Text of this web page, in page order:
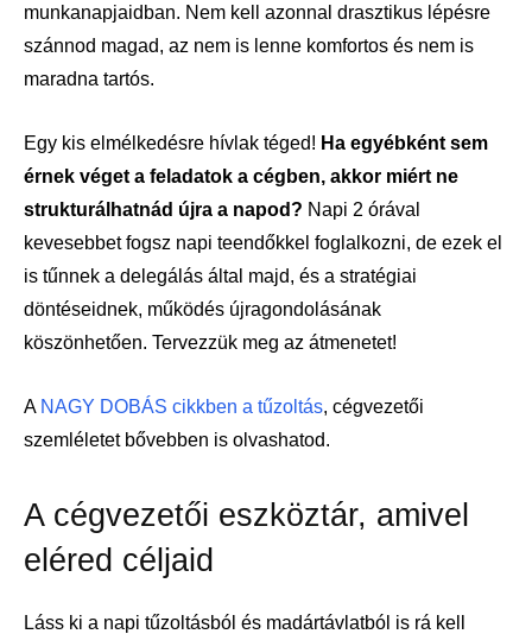
munkanapjaidban. Nem kell azonnal drasztikus lépésre
szánnod magad, az nem is lenne komfortos és nem is
maradna tartós.
Egy kis elmélkedésre hívlak téged! Ha egyébként sem
érnek véget a feladatok a cégben, akkor miért ne
strukturálhatnád újra a napod? Napi 2 órával
kevesebbet fogsz napi teendőkkel foglalkozni, de ezek el
is tűnnek a delegálás által majd, és a stratégiai
döntéseidnek, működés újragondolásának
köszönhetően. Tervezzük meg az átmenetet!
ANAGY DOBÁS cikkben a tűzoltás, cégvezetői
szemléletet bővebben is olvashatod.
A cégvezetői eszköztár, amivel
eléred céljaid
Láss ki a napi tűzoltásból és madártávlatból is rá kell